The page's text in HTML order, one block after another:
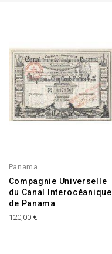
Panama
Compagnie Universelle
du Canal Interocéanique
de Panama
120,00 €